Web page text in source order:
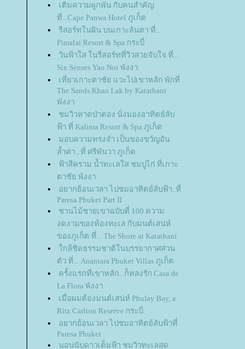
เติมความผูกพัน กับคนสำคัญ
ที่...Cape Panwa Hotel ภูเก็ต
รีสอร์ทในฝัน บนเกาะลันตา ที่...
Pimalai Resort & Spa กระบี่
วันฟ้าใส ในรีสอร์ทที่วิวสวยจับใจ ที่...
Six Senses Yao Noi พังงา
เที่ยวเกาะตาชัย แวะไปเขาหลัก พักที่
The Sands Khao Lak by Katathani
พังงา
ชมวิวหาดป่าตอง นั่งมองอาทิตย์ลับ
ฟ้า ที่ Kalima Resort & Spa ภูเก็ต
มอบความทรงจำ เป็นของขวัญอัน
ล้ำค่า...ที่ ศรีพันวา ภูเก็ต
ฟ้าสีคราม น้ำทะเลใส ชมปูไก่ ที่เกาะ
ตาชัย พังงา
อยากย้อนเวลา ไปชมอาทิตย์ลับฟ้า..ที่
Paresa Phuket Part II
ชานไม้ชายเขาฉบับที่ 100 ความ
งดงามของท้องทะเล กับมนต์เสน่ห์
ของภูเก็ต ที่... The Shore at Katathani
กล้ชิดธรรมชาติในบรรยากาศส่วน
ตัว ที่... Anantara Phuket Villas ภูเก็ต
ครั้งแรกที่เขาหลัก...ก็หลงรัก Casa de
La Flora พังงา
เมื่อผมต้องมนต์เสน่ห์ Phulay Bay, a
Ritz Carlton Reserve กระบี่
อยากย้อนเวลา ไปชมอาทิตย์ลับฟ้าที่
Paresa Phuket
นอนนับดาวเต็มฟ้า ชมวิวทะเลสุด